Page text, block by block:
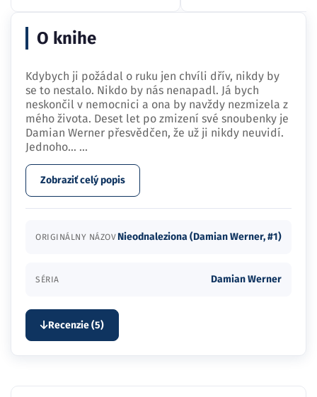
O knihe
Kdybych ji požádal o ruku jen chvíli dřív, nikdy by
se to nestalo. Nikdo by nás nenapadl. Já bych
neskončil v nemocnici a ona by navždy nezmizela z
mého života. Deset let po zmizení své snoubenky je
Damian Werner přesvědčen, že už ji nikdy neuvidí.
Jednoho… ...
Zobraziť celý popis
ORIGINÁLNY NÁZOV Nieodnaleziona (Damian Werner, #1)
SÉRIA Damian Werner
Recenzie (5)